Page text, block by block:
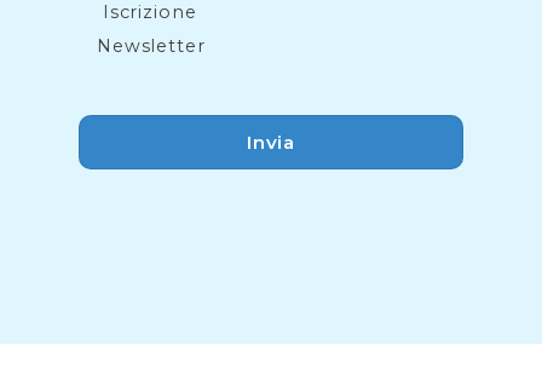
Iscrizione
Newsletter